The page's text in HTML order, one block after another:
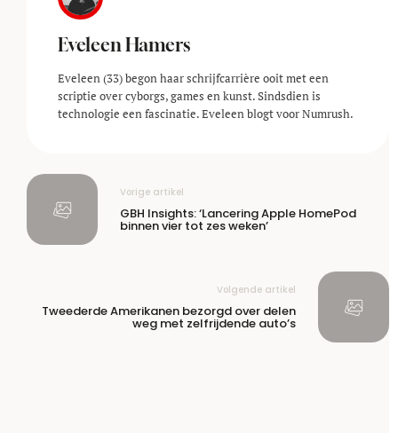
Eveleen Hamers
Eveleen (33) begon haar schrijfcarrière ooit met een
scriptie over cyborgs, games en kunst. Sindsdien is
technologie een fascinatie. Eveleen blogt voor Numrush.
Vorige artikel
GBH Insights: ‘Lancering Apple HomePod
binnen vier tot zes weken’
Volgende artikel
Tweederde Amerikanen bezorgd over delen
weg met zelfrijdende auto’s